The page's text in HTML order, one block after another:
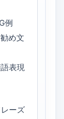
例
め文
表現
ーズ